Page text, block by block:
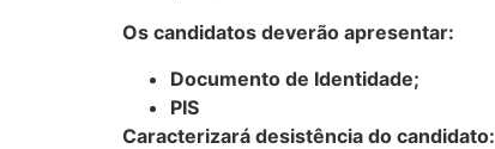
Os candidatos deverão apresentar:
Documento de Identidade;
PIS
Caracterizará desistência do candidato: